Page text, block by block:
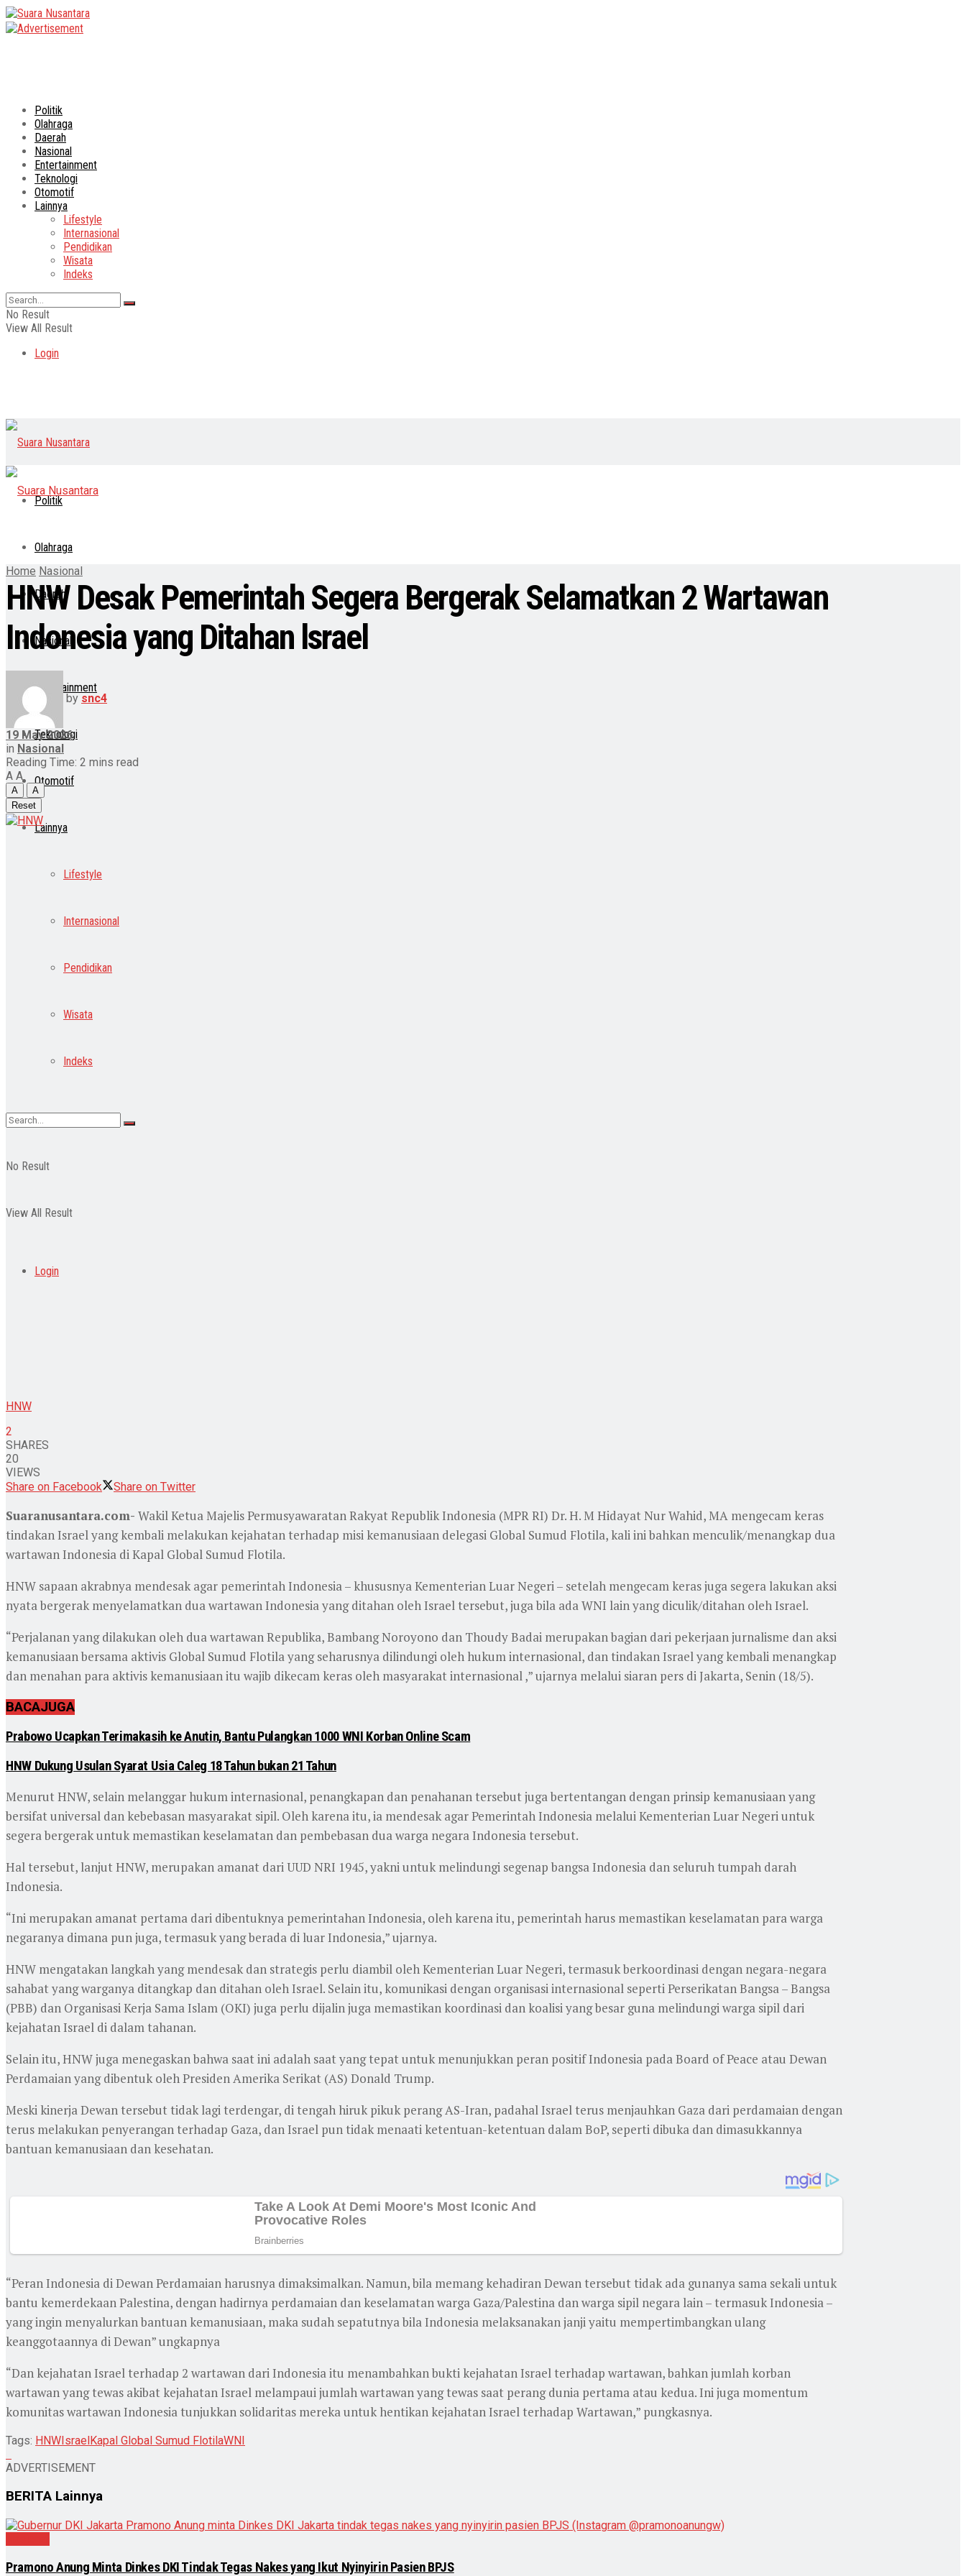
Politik
Olahraga
Daerah
Nasional
Entertainment
Teknologi
Otomotif
Lainnya
Lifestyle
Internasional
Pendidikan
Wisata
Indeks
No Result
View All Result
Login
Politik
Olahraga
Daerah
Nasional
Entertainment
Teknologi
Otomotif
Lainnya
Lifestyle
Internasional
Pendidikan
Wisata
Indeks
No Result
View All Result
Login
Home Nasional
HNW Desak Pemerintah Segera Bergerak Selamatkan 2 Wartawan
Indonesia yang Ditahan lsrael
by snc4
19 May 2026
in Nasional
Reading Time: 2 mins read
A A
A
A
Reset
HNW
2
SHARES
20
VIEWS
Share on Facebook
Share on Twitter
Suaranusantara.com- Wakil Ketua Majelis Permusyawaratan Rakyat Republik Indonesia (MPR RI) Dr. H. M Hidayat Nur Wahid, MA mengecam keras
tindakan Israel yang kembali melakukan kejahatan terhadap misi kemanusiaan delegasi Global Sumud Flotila, kali ini bahkan menculik/menangkap dua
wartawan Indonesia di Kapal Global Sumud Flotila.
HNW sapaan akrabnya mendesak agar pemerintah Indonesia – khususnya Kementerian Luar Negeri – setelah mengecam keras juga segera lakukan aksi
nyata bergerak menyelamatkan dua wartawan Indonesia yang ditahan oleh Israel tersebut, juga bila ada WNI lain yang diculik/ditahan oleh Israel.
“Perjalanan yang dilakukan oleh dua wartawan Republika, Bambang Noroyono dan Thoudy Badai merupakan bagian dari pekerjaan jurnalisme dan aksi
kemanusiaan bersama aktivis Global Sumud Flotila yang seharusnya dilindungi oleh hukum internasional, dan tindakan Israel yang kembali menangkap
dan menahan para aktivis kemanusiaan itu wajib dikecam keras oleh masyarakat internasional ,” ujarnya melalui siaran pers di Jakarta, Senin (18/5).
BACAJUGA
Prabowo Ucapkan Terimakasih ke Anutin, Bantu Pulangkan 1000 WNI Korban Online Scam
HNW Dukung Usulan Syarat Usia Caleg 18 Tahun bukan 21 Tahun
Menurut HNW, selain melanggar hukum internasional, penangkapan dan penahanan tersebut juga bertentangan dengan prinsip kemanusiaan yang
bersifat universal dan kebebasan masyarakat sipil. Oleh karena itu, ia mendesak agar Pemerintah Indonesia melalui Kementerian Luar Negeri untuk
segera bergerak untuk memastikan keselamatan dan pembebasan dua warga negara Indonesia tersebut.
Hal tersebut, lanjut HNW, merupakan amanat dari UUD NRI 1945, yakni untuk melindungi segenap bangsa Indonesia dan seluruh tumpah darah
Indonesia.
“Ini merupakan amanat pertama dari dibentuknya pemerintahan Indonesia, oleh karena itu, pemerintah harus memastikan keselamatan para warga
negaranya dimana pun juga, termasuk yang berada di luar Indonesia,” ujarnya.
HNW mengatakan langkah yang mendesak dan strategis perlu diambil oleh Kementerian Luar Negeri, termasuk berkoordinasi dengan negara-negara
sahabat yang warganya ditangkap dan ditahan oleh Israel. Selain itu, komunikasi dengan organisasi internasional seperti Perserikatan Bangsa – Bangsa
(PBB) dan Organisasi Kerja Sama Islam (OKI) juga perlu dijalin juga memastikan koordinasi dan koalisi yang besar guna melindungi warga sipil dari
kejahatan Israel di dalam tahanan.
Selain itu, HNW juga menegaskan bahwa saat ini adalah saat yang tepat untuk menunjukkan peran positif Indonesia pada Board of Peace atau Dewan
Perdamaian yang dibentuk oleh Presiden Amerika Serikat (AS) Donald Trump.
Meski kinerja Dewan tersebut tidak lagi terdengar, di tengah hiruk pikuk perang AS-Iran, padahal Israel terus menjauhkan Gaza dari perdamaian dengan
terus melakukan penyerangan terhadap Gaza, dan Israel pun tidak menaati ketentuan-ketentuan dalam BoP, seperti dibuka dan dimasukkannya
bantuan kemanusiaan dan kesehatan.
“Peran Indonesia di Dewan Perdamaian harusnya dimaksimalkan. Namun, bila memang kehadiran Dewan tersebut tidak ada gunanya sama sekali untuk
bantu kemerdekaan Palestina, dengan hadirnya perdamaian dan keselamatan warga Gaza/Palestina dan warga sipil negara lain – termasuk Indonesia –
yang ingin menyalurkan bantuan kemanusiaan, maka sudah sepatutnya bila Indonesia melaksanakan janji yaitu mempertimbangkan ulang
keanggotaannya di Dewan” ungkapnya
“Dan kejahatan Israel terhadap 2 wartawan dari Indonesia itu menambahkan bukti kejahatan Israel terhadap wartawan, bahkan jumlah korban
wartawan yang tewas akibat kejahatan Israel melampaui jumlah wartawan yang tewas saat perang dunia pertama atau kedua. Ini juga momentum
komunitas wartawan Indonesia tunjukkan solidaritas mereka untuk hentikan kejahatan Israel terhadap Wartawan,” pungkasnya.
Tags: HNW Israel Kapal Global Sumud FlotilaWNI
ADVERTISEMENT
BERITA Lainnya
Pramono Anung Minta Dinkes DKI Tindak Tegas Nakes yang Ikut Nyinyirin Pasien BPJS